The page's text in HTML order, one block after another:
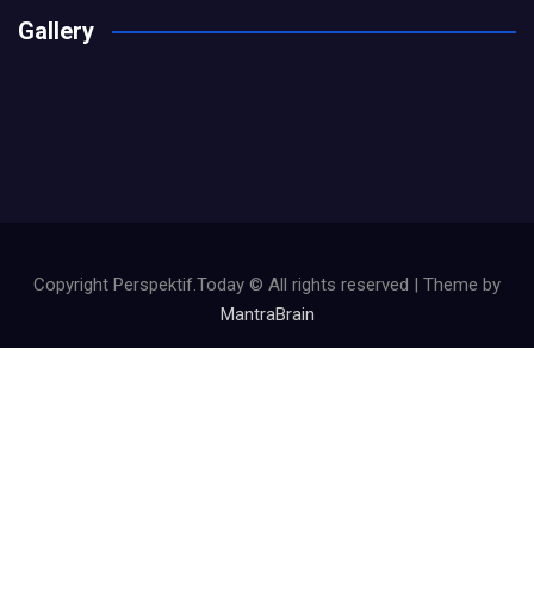
Gallery
Copyright Perspektif.Today © All rights reserved | Theme by
MantraBrain